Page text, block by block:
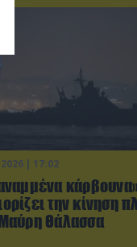
| 17:02
την κίνηση
Θάλασσα